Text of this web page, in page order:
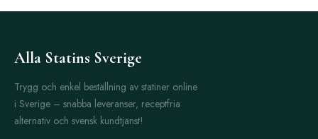
Alla Statins Sverige
Trygg och enkel beställning av statiner online
i Sverige – snabba leveranser, receptfria
alternativ och svensk kundtjänst!